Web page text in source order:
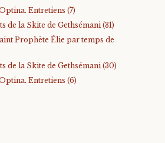
Entretiens (7)
de la Skite de Gethsémani (31)
Prophète Élie par temps de
de la Skite de Gethsémani (30)
Entretiens (6)